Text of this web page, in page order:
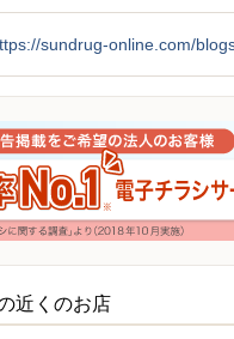
sundrug-online.com/
近くのお店